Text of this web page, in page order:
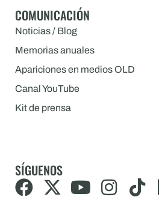
COMUNICACIÓN
Noticias / Blog
Memorias anuales
Apariciones en medios OLD
Canal YouTube
Kit de prensa
SÍGUENOS
F X Y I T